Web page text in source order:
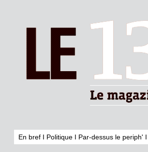
En bref I Politique I Par-dessus le periph' I